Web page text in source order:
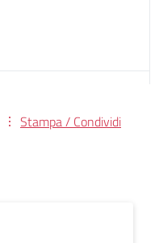
Stampa / Condividi